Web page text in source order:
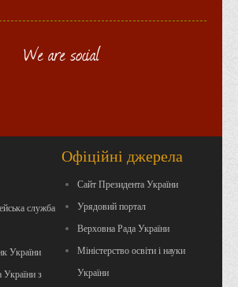
We are social
служба
України
з
Офіційні джерела
Сайт Президента України
Урядовий портал
Верховна Рада України
Міністерство освіти і науки
України